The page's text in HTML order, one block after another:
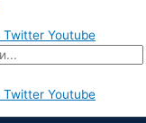
Twitter Youtube
Twitter Youtube